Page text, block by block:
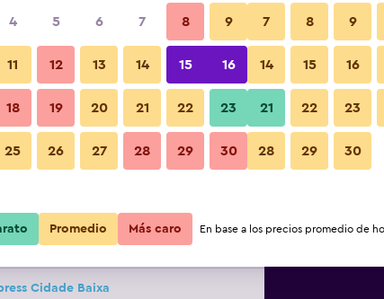
más barata de precio por noche
Proveedor Total noche
$29 Ver oferta
$45
Cidade Baixa
Otros
Fotos
4 5 6 7 8 9
11 12 13 14 15 16
18 19 20 21 22 23
25 26 27 28 29 30
7 8 9
14 15 16
21 22 23
28 29 30
Promedio Más caro En base a los precios promedio de